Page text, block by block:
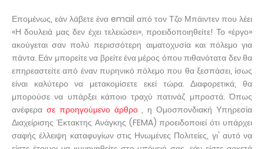
Επομένως, εάν λάβετε ένα email από τον Τζο Μπάιντεν που λέει
«Η δουλειά μας δεν έχει τελειώσει», προειδοποιηθείτε! Το «έργο»
ακούγεται σαν πολύ περισσότερη αιματοχυσία και πόλεμο για
πάντα. Εάν μπορείτε να βρείτε ένα μέρος όπου πιθανότατα δεν θα
επηρεαστείτε από έναν πυρηνικό πόλεμο που θα ξεσπάσει, ίσως
είναι καλύτερο να μετακομίσετε εκεί τώρα. Διαφορετικά, θα
μπορούσε να υπάρξει κάποιο τραχύ πατινάζ μπροστά. Όπως
ανέφερα σε προηγούμενο άρθρο, η Ομοσπονδιακή Υπηρεσία
Διαχείρισης Έκτακτης Ανάγκης (FEMA) προειδοποιεί ότι υπάρχει
σαφής έλλειψη καταφυγίων στις Ηνωμένες Πολιτείες, γι' αυτό να